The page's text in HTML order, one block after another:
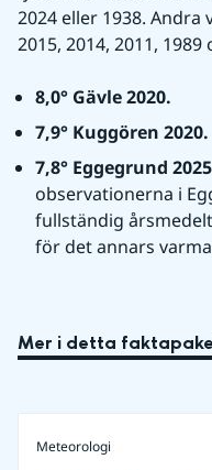
2024 eller 1938. Andra
2015, 2014, 2011, 1989
8,0° Gävle 2020.
7,9° Kuggören 2020.
7,8° Eggegrund
observationerna i
fullständig
för det annars
Mer i detta
Meteorologi